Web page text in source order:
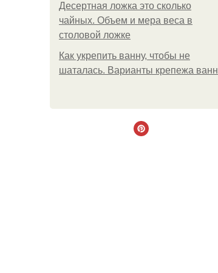
Десертная ложка это сколько
чайных. Объем и мера веса в
столовой ложке
Как укрепить ванну, чтобы не
шаталась. Варианты крепежа ванн